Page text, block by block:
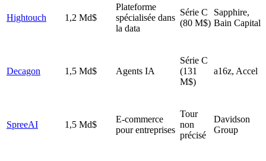
Hightouch 1,2 Md$
Plateforme
spécialisée dans
la data
Série C
(80 M$)
Sapphire,
Bain Capital
Decagon 1,5 Md$ Agents IA
Série C
(131
M$)
a16z, Accel
SpreeAI 1,5 Md$
E-commerce
pour entreprises
Tour
non
précisé
Davidson
Group